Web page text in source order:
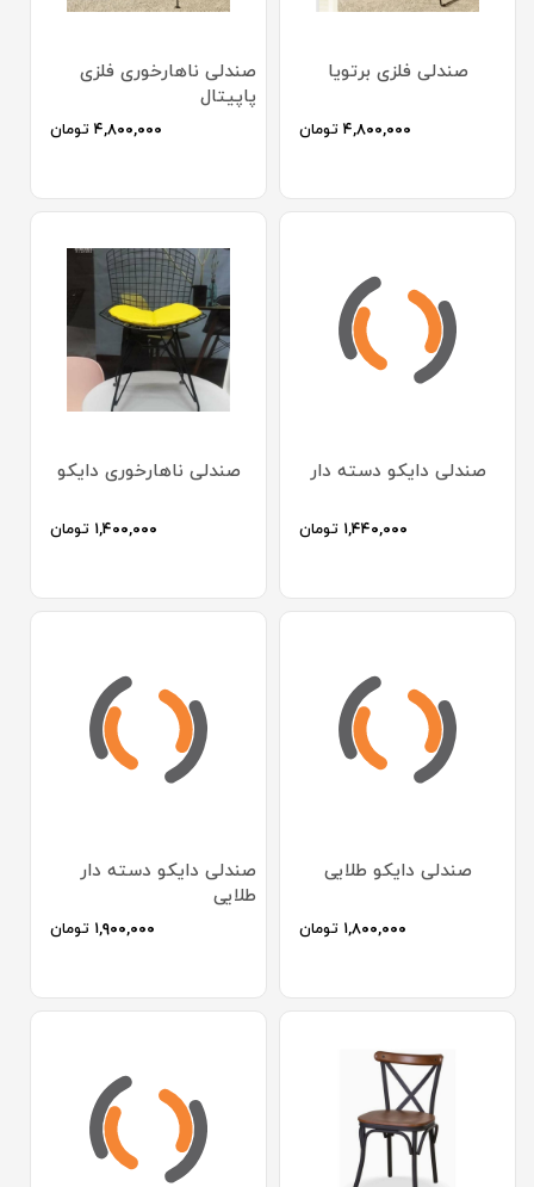
صندلی فلزی برتویا
۴,۸۰۰,۰۰۰ تومان
صندلی ناهارخوری فلزی
پاپیتال
۴,۸۰۰,۰۰۰ تومان
صندلی دایکو دسته دار
۱,۴۴۰,۰۰۰ تومان
صندلی ناهارخوری دایکو
۱,۴۰۰,۰۰۰ تومان
صندلی دایکو طلایی
۱,۸۰۰,۰۰۰ تومان
صندلی دایکو دسته دار
طلایی
۱,۹۰۰,۰۰۰ تومان